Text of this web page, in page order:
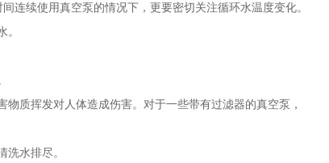
续使用真空泵的情况下，更要密切关注循环水温度变化。
质挥发对人体造成伤害。对于一些带有过滤器的真空泵，
水排尽。